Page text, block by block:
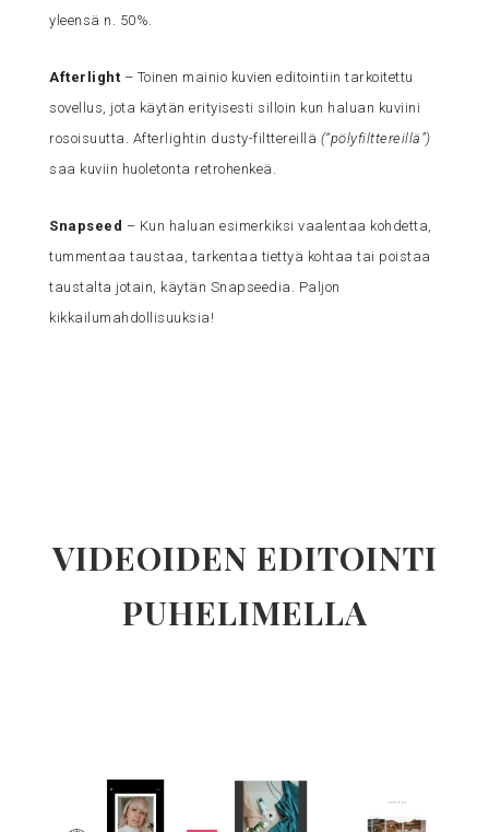
yleensä n. 50%.
Afterlight – Toinen mainio kuvien editointiin tarkoitettu
sovellus, jota käytän erityisesti silloin kun haluan kuviini
rosoisuutta. Afterlightin dusty-filttereillä (“pölyfilttereillä”)
saa kuviin huoletonta retrohenkeä.
Snapseed – Kun haluan esimerkiksi vaalentaa kohdetta,
tummentaa taustaa, tarkentaa tiettyä kohtaa tai poistaa
taustalta jotain, käytän Snapseedia. Paljon
kikkailumahdollisuuksia!
VIDEOIDEN EDITOINTI
PUHELIMELLA